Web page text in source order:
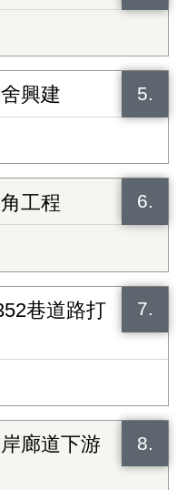
5.
興建
6.
工程
7.
巷道路打
8.
廊道下游